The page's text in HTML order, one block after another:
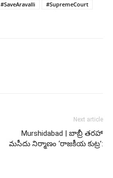
#SaveAravalli
#SupremeCourt
Next article
Murshidabad | బాబ్రీ తరహా
మసీదు నిర్మాణం ‘రాజకీయ కుట్ర’: